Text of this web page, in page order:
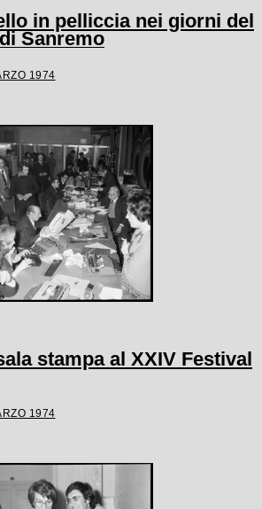
in pelliccia nei giorni del
Sanremo
1974
stampa al XXIV Festival
1974